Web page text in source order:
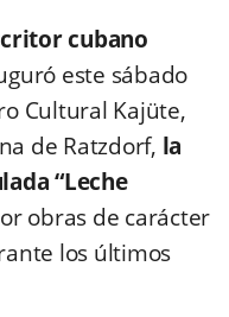
cubano
este sábado
Cultural Kajüte,
de Ratzdorf, la
“Leche
obras de carácter
los últimos